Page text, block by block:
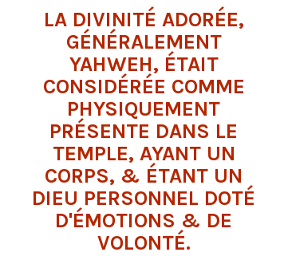
LA DIVINITÉ ADORÉE,
GÉNÉRALEMENT
YAHWEH, ÉTAIT
CONSIDÉRÉE COMME
PHYSIQUEMENT
PRÉSENTE DANS LE
TEMPLE, AYANT UN
CORPS, & ÉTANT UN
DIEU PERSONNEL DOTÉ
D'ÉMOTIONS & DE
VOLONTÉ.